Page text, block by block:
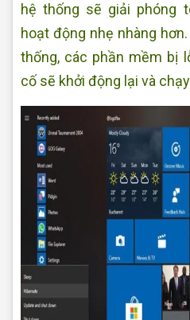
hệ thống sẽ giải phóng
hoạt động nhẹ nhàng
thống, các phần mềm bị
cố sẽ khởi động lại và